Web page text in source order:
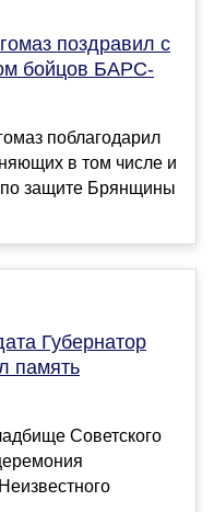
поздравил с
бойцов БАРС-
поблагодарил
в том числе и
по защите Брянщины
Губернатор
память
Советского